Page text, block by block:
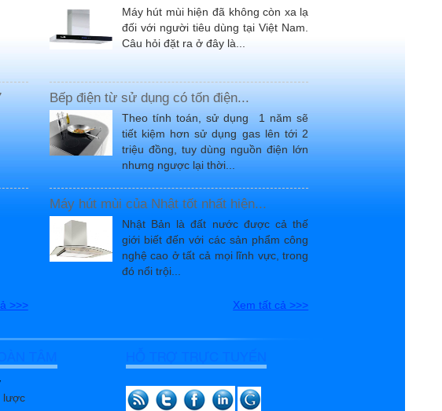
>>>
Máy hút mùi hiện đã không còn xa lạ
đối với người tiêu dùng tại Việt Nam.
Câu hỏi đặt ra ở đây là...
Bếp điện từ sử dụng có tốn điện...
Theo tính toán, sử dụng 1 năm sẽ
tiết kiệm hơn sử dụng gas lên tới 2
triệu đồng, tuy dùng nguồn điện lớn
nhưng ngược lại thời...
Máy hút mùi của Nhật tốt nhất hiện...
Nhật Bản là đất nước được cả thế
giới biết đến với các sản phẩm công
nghệ cao ở tất cả mọi lĩnh vực, trong
đó nổi trội...
Xem tất cả >>>
lược